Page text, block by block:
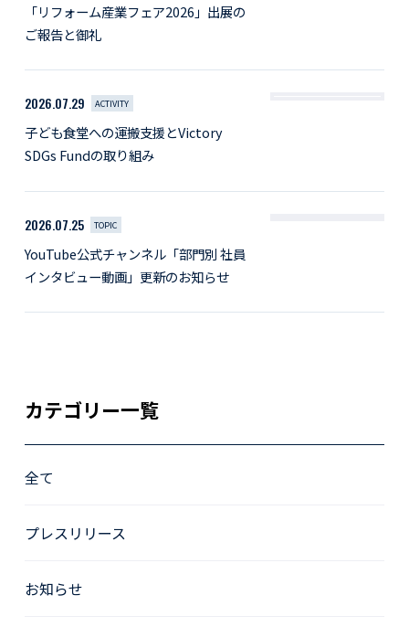
「リフォーム産業フェア2026」出展の
ご報告と御礼
2026.07.29 ACTIVITY
子ども食堂への運搬支援とVictory
SDGs Fundの取り組み
2026.07.25 TOPIC
YouTube公式チャンネル「部門別 社員
インタビュー動画」更新のお知らせ
カテゴリー一覧
全て
プレスリリース
お知らせ